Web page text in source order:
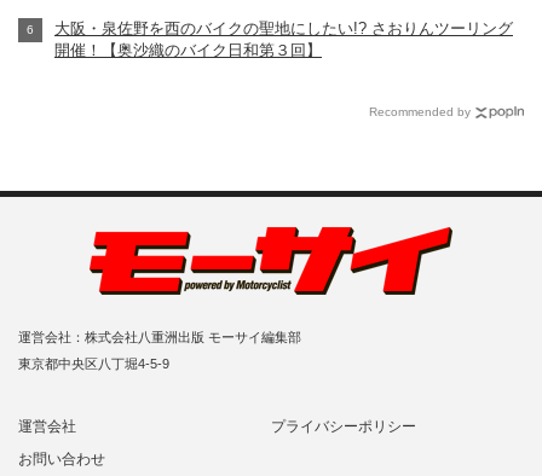
大阪・泉佐野を西のバイクの聖地にしたい!? さおりんツーリング
開催！【奥沙織のバイク日和第３回】
Recommended by
運営会社：株式会社八重洲出版 モーサイ編集部
東京都中央区八丁堀4-5-9
運営会社
プライバシーポリシー
お問い合わせ